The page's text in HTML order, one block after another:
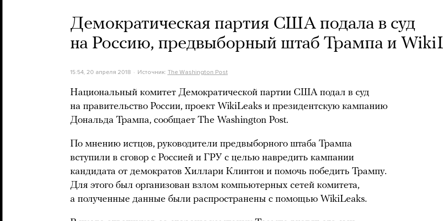
Демократическая партия США подала в суд
на Россию, предвыборный штаб Трампа и
15:54, 20 апреля 2018 Источник: The Washington Post
Национальный комитет Демократической партии США подал в суд
на правительство России, проект WikiLeaks и президентскую кампанию
Дональда Трампа, сообщает The Washington Post.
По мнению истцов, руководители предвыборного штаба Трампа
вступили в сговор с Россией и ГРУ с целью навредить кампании
кандидата от демократов Хиллари Клинтон и помочь победить Трампу.
Для этого был организован взлом компьютерных сетей комитета,
а полученные данные были распространены с помощью WikiLeaks.